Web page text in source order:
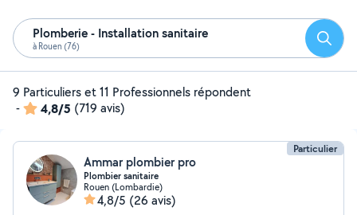
Plomberie - Installation sanitaire
à Rouen (76)
9 Particuliers et 11 Professionnels répondent
-
4,8/5 (719 avis)
Particulier
Ammar plombier pro
Plombier sanitaire
Rouen (Lombardie)
4,8/5 (26 avis)